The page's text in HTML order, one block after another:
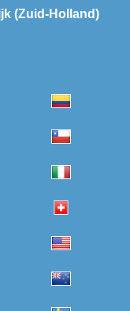
(Zuid-Holland)